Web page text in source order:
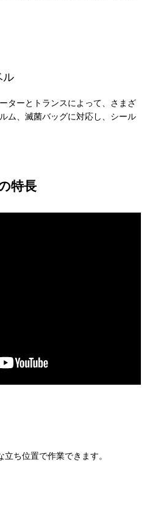
ル
ターとトランスによって、さまざ
ム、滅菌バッグに対応し、シール
特長
ち位置で作業できます。